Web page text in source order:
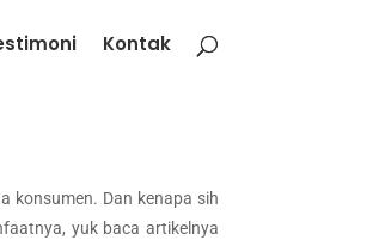
Kontak
konsumen. Dan kenapa sih
yuk baca artikelnya